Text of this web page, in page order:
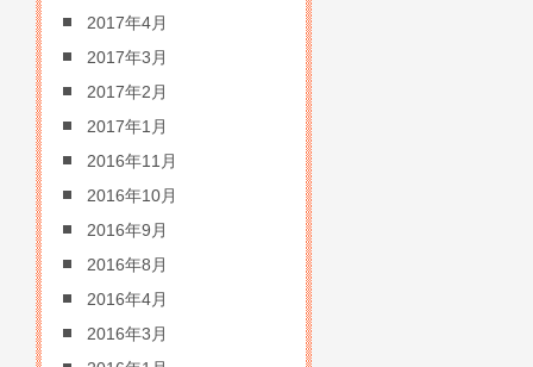
2017年4月
2017年3月
2017年2月
2017年1月
2016年11月
2016年10月
2016年9月
2016年8月
2016年4月
2016年3月